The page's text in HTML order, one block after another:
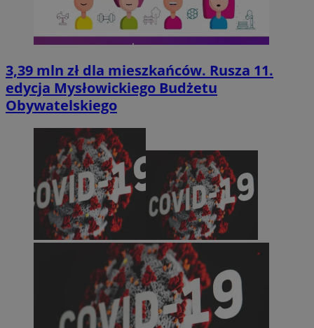
3,39 mln zł dla mieszkańców. Rusza 11.
edycja Mysłowickiego Budżetu
Obywatelskiego